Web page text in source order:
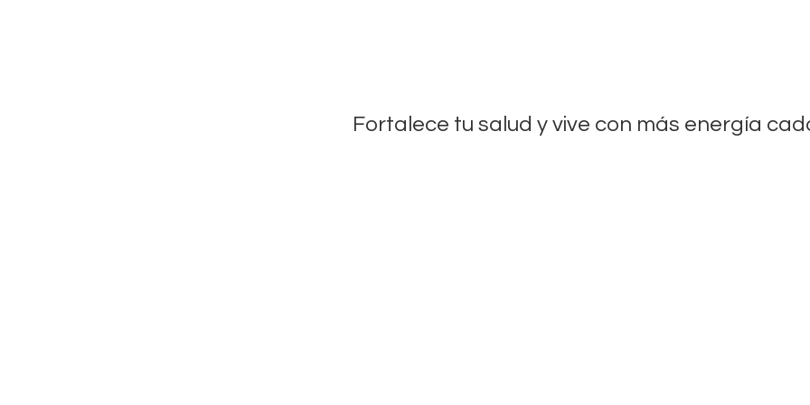
Fortalece tu salud y vive con más energía